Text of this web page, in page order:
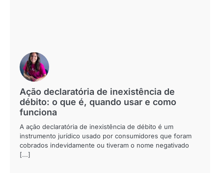
Ação declaratória de inexistência de
débito: o que é, quando usar e como
funciona
A ação declaratória de inexistência de débito é um
instrumento jurídico usado por consumidores que foram
cobrados indevidamente ou tiveram o nome negativado
[...]